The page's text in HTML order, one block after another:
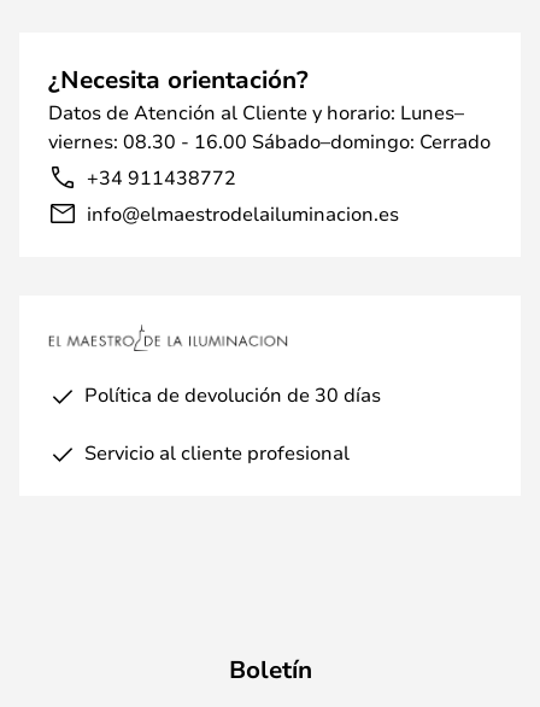
¿Necesita orientación?
Datos de Atención al Cliente y horario: Lunes–
viernes: 08.30 - 16.00 Sábado–domingo: Cerrado
+34 911438772
info@elmaestrodelailuminacion.es
Política de devolución de 30 días
Servicio al cliente profesional
Boletín